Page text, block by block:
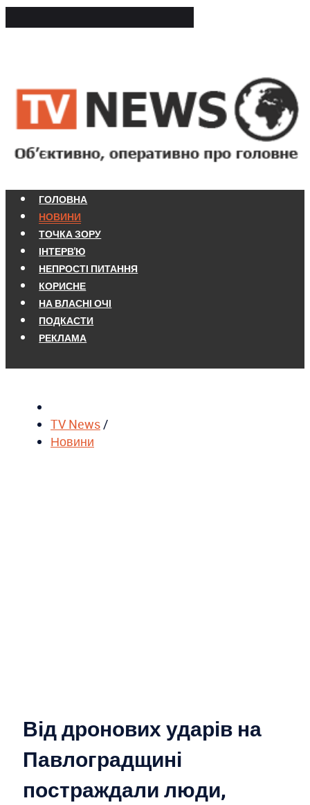
ГОЛОВНА
НОВИНИ
ТОЧКА ЗОРУ
ІНТЕРВ'Ю
НЕПРОСТІ ПИТАННЯ
КОРИСНЕ
НА ВЛАСНІ ОЧІ
ПОДКАСТИ
РЕКЛАМА
TV News/
Новини
Від дронових ударів на
Павлоградщині
постраждали люди,